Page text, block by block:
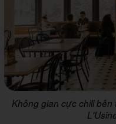
Không gian cực chill